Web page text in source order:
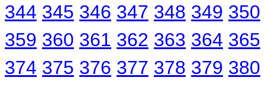
344 345 346 347 348 349 350
359 360 361 362 363 364 365
374 375 376 377 378 379 380